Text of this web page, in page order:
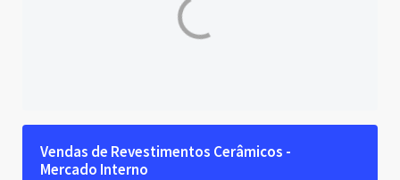
Vendas de Revestimentos Cerâmicos -
Mercado Interno